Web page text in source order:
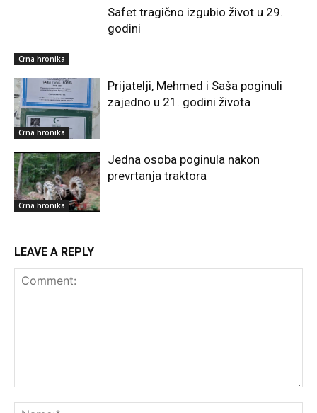
Crna hronika
Safet tragično izgubio život u 29.
godini
Crna hronika
Prijatelji, Mehmed i Saša poginuli
zajedno u 21. godini života
Crna hronika
Jedna osoba poginula nakon
prevrtanja traktora
LEAVE A REPLY